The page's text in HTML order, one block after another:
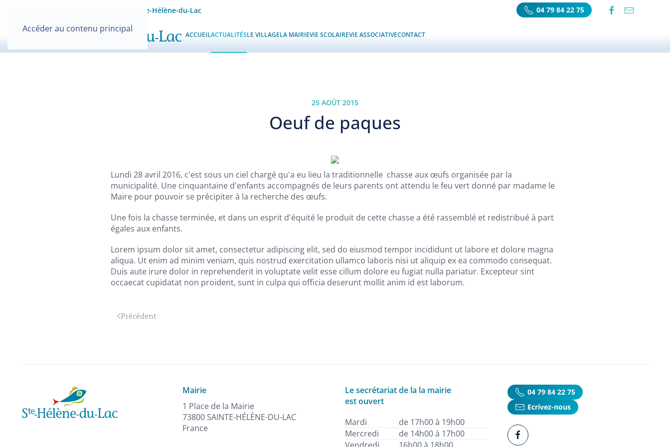
Accéder au contenu principal
Site officiel de la Mairie de Sainte-Hélène-du-Lac 04 79 84 22 75
ACCUEILACTUALITÉSLE VILLAGELA MAIRIEVIE SCOLAIREVIE ASSOCIATIVECONTACT
25 AOÛT 2015
Oeuf de paques
Lundi 28 avril 2016, c'est sous un ciel chargé qu'a eu lieu la traditionnelle chasse aux œufs organisée par la
municipalité. Une cinquantaine d'enfants accompagnés de leurs parents ont attendu le feu vert donné par madame le
Maire pour pouvoir se précipiter à la recherche des œufs.
Une fois la chasse terminée, et dans un esprit d'équité le produit de cette chasse a été rassemblé et redistribué à part
égales aux enfants.
Lorem ipsum dolor sit amet, consectetur adipiscing elit, sed do eiusmod tempor incididunt ut labore et dolore magna
aliqua. Ut enim ad minim veniam, quis nostrud exercitation ullamco laboris nisi ut aliquip ex ea commodo consequat.
Duis aute irure dolor in reprehenderit in voluptate velit esse cillum dolore eu fugiat nulla pariatur. Excepteur sint
occaecat cupidatat non proident, sunt in culpa qui officia deserunt mollit anim id est laborum.
Précédent
Mairie
1 Place de la Mairie
73800 SAINTE-HÉLÈNE-DU-LAC
France
Le secrétariat de la la mairie
est ouvert
Mardi
de 17h00 à 19h00
Mercredi
de 14h00 à 17h00
04 79 84 22 75
Ecrivez-nous